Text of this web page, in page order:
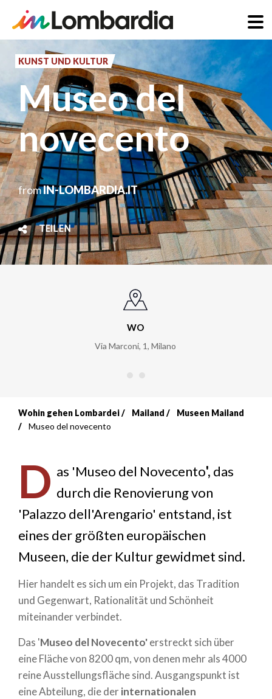
zum
Inhalt
KUNST UND KULTUR
Museo del
novecento
fromIN-LOMBARDIA.IT
TEILEN
WO
Via Marconi, 1, Milano
Breadcrumb
Wohin gehen Lombardei Mailand
Museen Mailand
Museo del novecento
D as 'Museo del Novecento', das
durch die Renovierung von
'Palazzo dell'Arengario' entstand, ist
eines der größten europäischen
Museen, die der Kultur gewidmet sind.
Hier handelt es sich um ein Projekt, das Tradition
und Gegenwart, Rationalität und Schönheit
miteinander verbindet.
Das 'Museo del Novecento'erstreckt sich über
eine Fläche von 8200 qm, von denen mehr als 4000
reine Ausstellungsfläche sind. Ausgangspunkt ist
eine Abteilung, die derinternationalen